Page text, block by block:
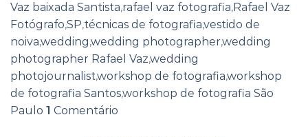
Vaz baixada Santista,rafael vaz fotografia,Rafael Vaz
Fotógrafo,SP,técnicas de fotografia,vestido de
noiva,wedding,wedding photographer,wedding
photographer Rafael Vaz,wedding
photojournalist,workshop de fotografia,workshop
de fotografia Santos,workshop de fotografia São
Paulo 1 Comentário